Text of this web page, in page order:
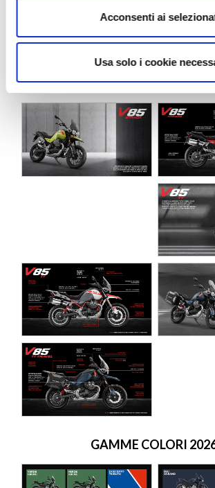
Acconsenti ai
Usa solo i cookie
GAMMA V85 850 CC: STRADA,
GAMME COLORI 2026.